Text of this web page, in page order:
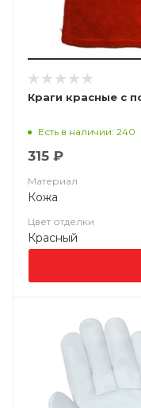
Краги красные с
Есть в наличии: 240
315 ₽
Материал
Кожа
Цвет отделки
Красный